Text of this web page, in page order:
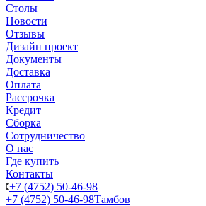
Столы
Новости
Отзывы
Дизайн проект
Документы
Доставка
Оплата
Рассрочка
Кредит
Сборка
Сотрудничество
О нас
Где купить
Контакты
+7 (4752) 50-46-98
+7 (4752) 50-46-98Тамбов